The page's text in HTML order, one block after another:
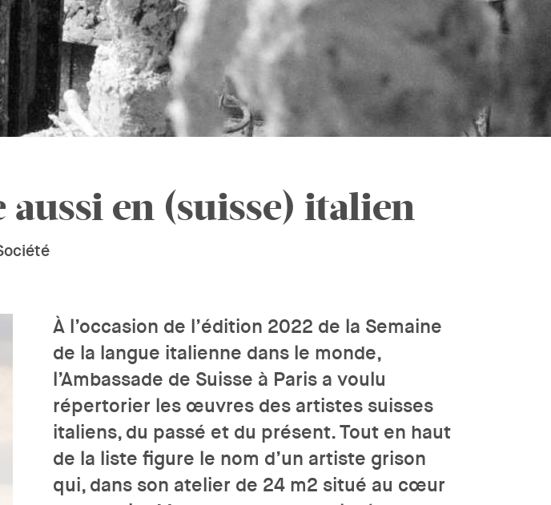
aussi en (suisse) italien
À l’occasion de l’édition 2022 de la Semaine
de la langue italienne dans le monde,
l’Ambassade de Suisse à Paris a voulu
répertorier les œuvres des artistes suisses
italiens, du passé et du présent. Tout en haut
de la liste figure le nom d’un artiste grison
qui, dans son atelier de 24 m2 situé au cœur